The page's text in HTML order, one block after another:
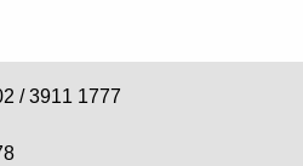
/ 3911 1777